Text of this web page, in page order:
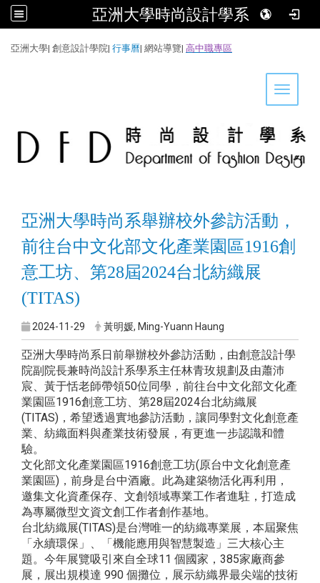
亞洲大學時尚設計學系
亞洲大學| 創意設計學院| 行事曆| 網站導覽| 高中職專區
Toggle
亞洲大學時尚系舉辦校外參訪活動，
前往台中文化部文化產業園區1916創
意工坊、第28屆2024台北紡織展
(TITAS)
2024-11-29 黃明媛, Ming-Yuann Haung
亞洲大學時尚系日前舉辦校外參訪活動，由創意設計學
院副院長兼時尚設計系學系主任林青玫規劃及由蕭沛
宸、黃于恬老師帶領50位同學，前往台中文化部文化產
業園區1916創意工坊、第28屆2024台北紡織展
(TITAS)，希望透過實地參訪活動，讓同學對文化創意產
業、紡織面料與產業技術發展，有更進一步認識和體
驗。
文化部文化產業園區1916創意工坊(原台中文化創意產
業園區)，前身是台中酒廠。此為建築物活化再利用，
邀集文化資產保存、文創領域專業工作者進駐，打造成
為專屬微型文資文創工作者創作基地。
台北紡織展(TITAS)是台灣唯一的紡織專業展，本屆聚焦
「永續環保」、「機能應用與智慧製造」三大核心主
題。今年展覽吸引來自全球11 個國家，385家廠商參
展，展出規模達 990 個攤位，展示紡織界最尖端的技術